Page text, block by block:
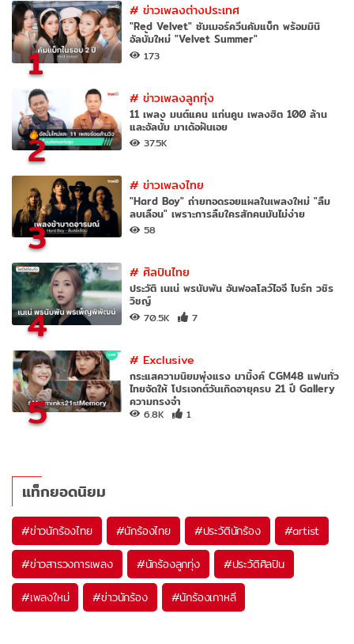
1
#ข่าวเพลงต่างประเทศ
"Red Velvet" ซัมเมอร์ควีนคัมแบ็ก พร้อมมินิ
อัลบั้มใหม่ "Velvet Summer"
173
2
#ข่าวเพลงลูกทุ่ง
11 เพลง มนต์แคน แก่นคูน เพลงฮิต 100 ล้าน
และอัลบั้ม มาเด้อฝันเอย
37.5K
3
#ข่าวเพลงไทย
"Hard Boy" ถ่ายทอดรอยแผลในเพลงใหม่ "ลืม
ลบเลือน" เพราะการลืมใครสักคนมันไม่ง่าย
58
4
#ศิลปินไทย
ประวัติ เนเน่ พรนับพัน อันฟอลโลว์ไอจี ไบร์ท วชิร
วิชญ์
70.5K 7
5
#Exclusive
กระแสความนิยมพุ่งแรง มามิ้งค์ CGM48 แฟนทั่ว
ไทยจัดให้ โปรเจกต์วันเกิดอายุครบ 21 ปี Gallery
ความทรงจำ
6.8K 1
แท็กยอดนิยม
#ข่าวนักร้องไทย #นักร้องไทย #ประวัตินักร้อง #artist
#ข่าวสารวงการเพลง #นักร้องลูกทุ่ง #ประวัติศิลปิน
#เพลงใหม่ #ข่าวนักร้อง #นักร้องเกาหลี